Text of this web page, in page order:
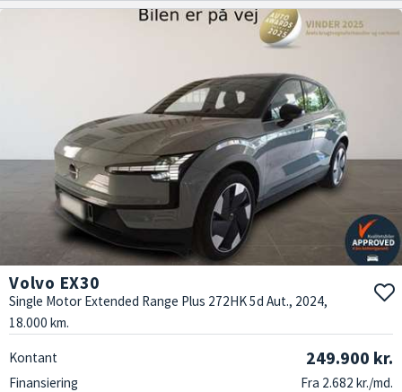
Volvo EX30
Single Motor Extended Range Plus 272HK 5d Aut., 2024,
18.000 km.
Kontant 249.900 kr.
Finansiering
Fra 2.682 kr./md.